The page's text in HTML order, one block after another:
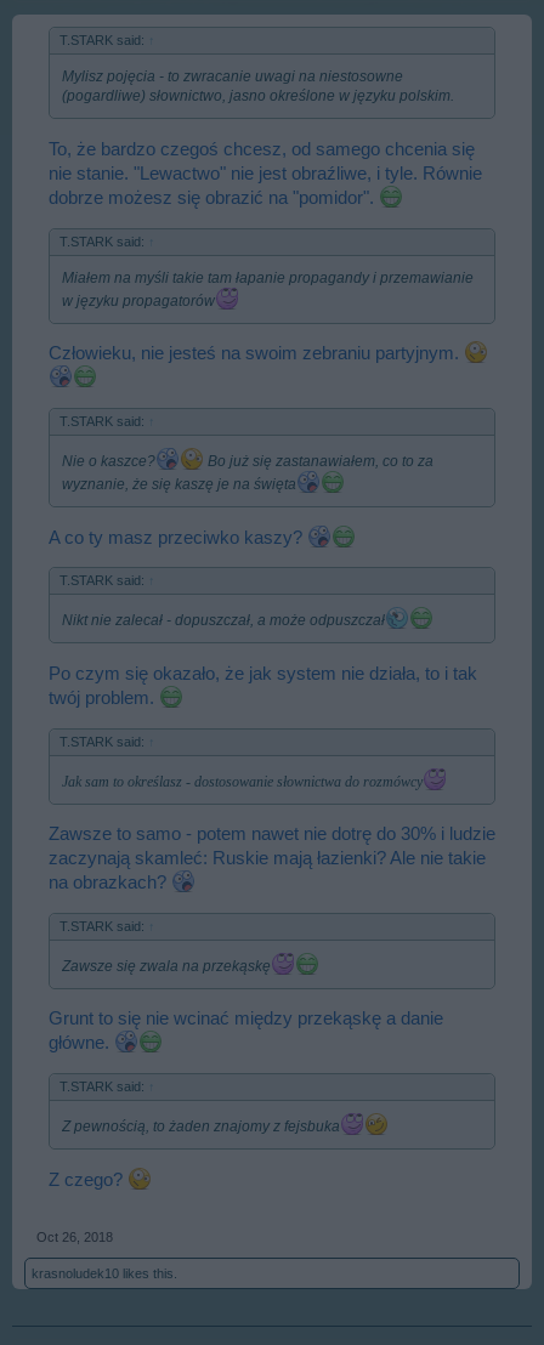
T.STARK said:
Mylisz pojęcia - to zwracanie uwagi na niestosowne
(pogardliwe) słownictwo, jasno określone w języku polskim.
To, że bardzo czegoś chcesz, od samego chcenia się
nie stanie. "Lewactwo" nie jest obraźliwe, i tyle. Równie
dobrze możesz się obrazić na "pomidor".
T.STARK said:
Miałem na myśli takie tam łapanie propagandy i przemawianie
w języku propagatorów
Człowieku, nie jesteś na swoim zebraniu partyjnym.
T.STARK said:
Nie o kaszce?
Bo już się zastanawiałem, co to za
wyznanie, że się kaszę je na święta
A co ty masz przeciwko kaszy?
T.STARK said:
Nikt nie zalecał - dopuszczał, a może odpuszczał
Po czym się okazało, że jak system nie działa, to i tak
twój problem.
T.STARK said:
Jak sam to określasz - dostosowanie słownictwa do rozmówcy
Zawsze to samo - potem nawet nie dotrę do 30% i ludzie
zaczynają skamleć: Ruskie mają łazienki? Ale nie takie
na obrazkach?
T.STARK said:
Zawsze się zwala na przekąskę
Grunt to się nie wcinać między przekąskę a danie
główne.
T.STARK said:
Z pewnością, to żaden znajomy z fejsbuka
Z czego?
Oct 26, 2018
krasnoludek10 likes this.